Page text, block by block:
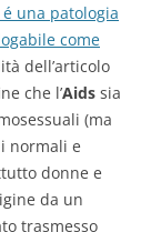
una patologia
come
dell’articolo
che l’Aids sia
(ma
normali e
donne e
da un
trasmesso